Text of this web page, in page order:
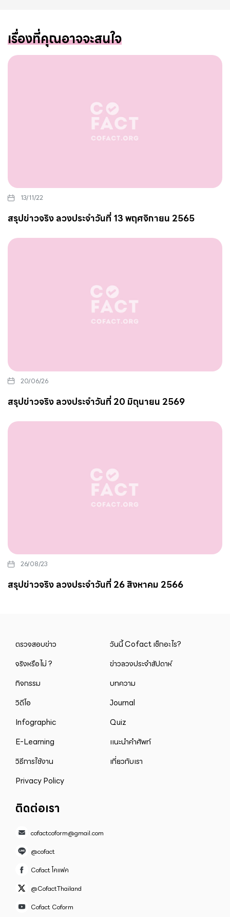
เรื่องที่คุณอาจจะสนใจ
13/11/22
สรุปข่าวจริง ลวงประจำวันที่ 13 พฤศจิกายน 2565
20/06/26
สรุปข่าวจริง ลวงประจำวันที่ 20 มิถุนายน 2569
26/08/23
สรุปข่าวจริง ลวงประจำวันที่ 26 สิงหาคม 2566
ตรวจสอบข่าว
วันนี้ Cofact เช็กอะไร?
จริงหรือไม่ ?
ข่าวลวงประจำสัปดาห์
กิจกรรม
บทความ
วิดีโอ
Journal
Infographic
Quiz
E-Learning
แนะนำคำศัพท์
วิธีการใช้งาน
เกี่ยวกับเรา
Privacy Policy
ติดต่อเรา
cofactcoform@gmail.com
@cofact
Cofact โคแฟค
@CofactThailand
Cofact Coform